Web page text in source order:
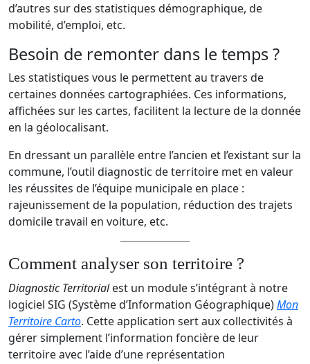
d’autres sur des statistiques démographique, de
mobilité, d’emploi, etc.
Besoin de remonter dans le temps ?
Les statistiques vous le permettent au travers de
certaines données cartographiées. Ces informations,
affichées sur les cartes, facilitent la lecture de la donnée
en la géolocalisant.
En dressant un parallèle entre l’ancien et l’existant sur la
commune, l’outil diagnostic de territoire met en valeur
les réussites de l’équipe municipale en place :
rajeunissement de la population, réduction des trajets
domicile travail en voiture, etc.
Comment analyser son territoire ?
Diagnostic Territorialest un module s’intégrant à notre
logiciel SIG (Système d’Information Géographique)Mon
Territoire Carto. Cette application sert aux collectivités à
gérer simplement l’information foncière de leur
territoire avec l’aide d’une représentation